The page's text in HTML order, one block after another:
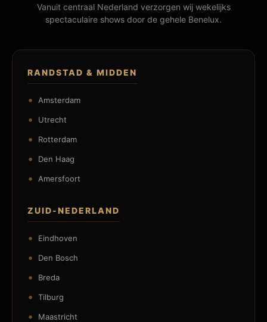
Vanuit centraal Nederland verzorgen wij wekelijks
spectaculaire shows door de gehele Benelux.
RANDSTAD & MIDDEN
Amsterdam
Utrecht
Rotterdam
Den Haag
Amersfoort
ZUID-NEDERLAND
Eindhoven
Den Bosch
Breda
Tilburg
Maastricht